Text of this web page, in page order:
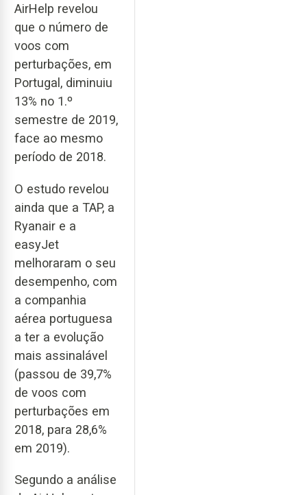
AirHelp revelou
que o número de
voos com
perturbações, em
Portugal, diminuiu
13% no 1.º
semestre de 2019,
face ao mesmo
período de 2018.
O estudo revelou
ainda que a TAP, a
Ryanair e a
easyJet
melhoraram o seu
desempenho, com
a companhia
aérea portuguesa
a ter a evolução
mais assinalável
(passou de 39,7%
de voos com
perturbações em
2018, para 28,6%
em 2019).
Segundo a análise